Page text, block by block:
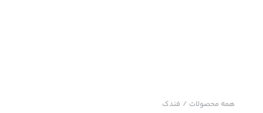
همه محصولات / فندک